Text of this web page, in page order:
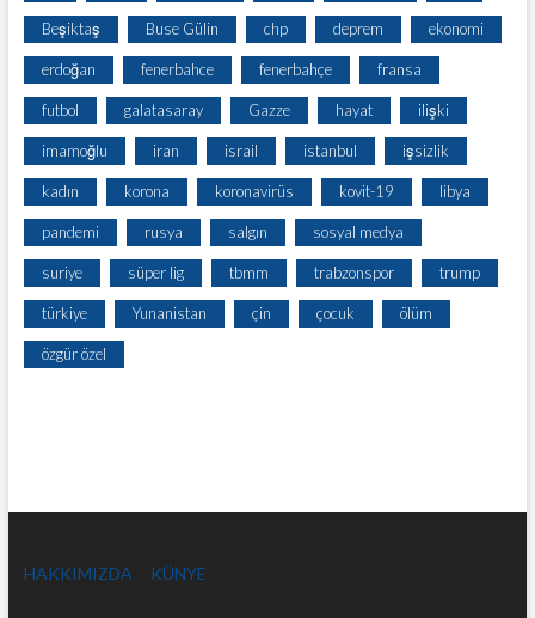
Beşiktaş Buse Gülin chp deprem ekonomi
erdoğan fenerbahce fenerbahçe fransa
futbol galatasaray Gazze hayat ilişki
imamoğlu iran israil istanbul işsizlik
kadın korona koronavirüs kovit-19 libya
pandemi rusya salgın sosyal medya
suriye süper lig tbmm trabzonspor trump
türkiye Yunanistan çin çocuk ölüm
özgür özel
HAKKIMIZDA KÜNYE